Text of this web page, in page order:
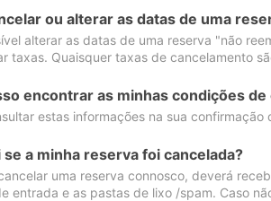
ou alterar as datas de uma
alterar as datas de uma reserva "não
taxas. Quaisquer taxas de cancelamento
encontrar as minhas condições
estas informações na sua confirmação
se a minha reserva foi cancelada?
uma reserva connosco, deverá
entrada e as pastas de lixo /spam. Caso